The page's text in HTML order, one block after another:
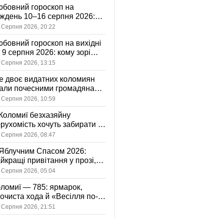
гороскоп на
10–16 серпня 2026:
зорі готують у стосунках
знаку
Серпня 2026, 20:22
гороскоп на вихідні
9 серпня 2026: кому зорі
ніжність, а кому —
розмову
Серпня 2026, 13:15
двоє видатних коломиян
почесними громадянами
Серпня 2026, 10:59
безхазяйну
хочуть забирати у
громади: що це
Серпня 2026, 08:47
Спасом 2026:
привітання у прозі,
та картинках
Серпня 2026, 05:04
— 785: ярмарок,
хода й «Весілля по-
— чим
День міста
Серпня 2026, 21:51